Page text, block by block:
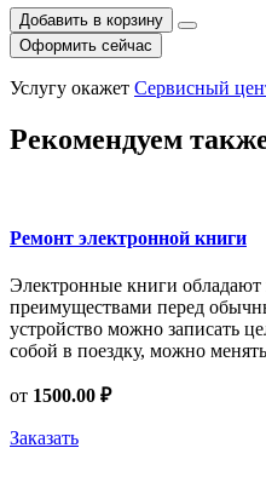
Добавить в корзину
Оформить сейчас
Услугу окажет Сервисный
Рекомендуем
Ремонт электронной книги
Электронные книги
преимуществами перед
устройство можно записать
собой в поездку, можно
от 1500.00 ₽
Заказать